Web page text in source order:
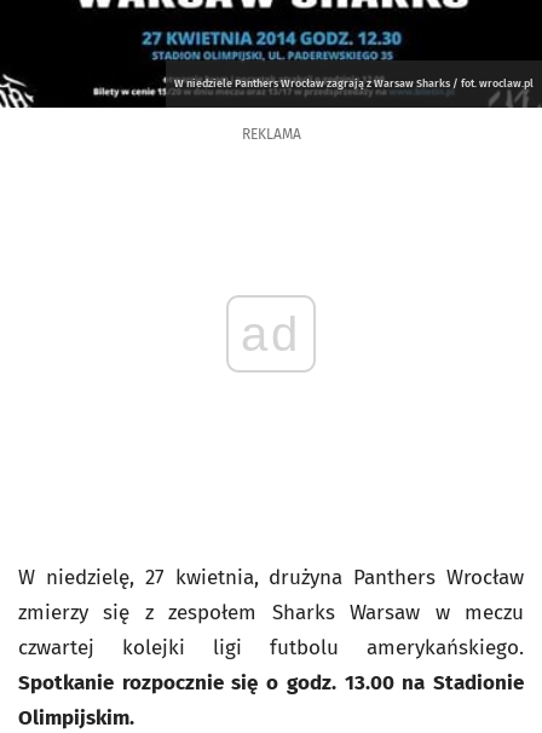
W niedziele Panthers Wrocław zagrają z Warsaw Sharks / fot. wroclaw.pl
REKLAMA
ad
W niedzielę, 27 kwietnia, drużyna Panthers Wrocław
zmierzy się z zespołem Sharks Warsaw w meczu
czwartej kolejki ligi futbolu amerykańskiego.
Spotkanie rozpocznie się o godz. 13.00 na Stadionie
Olimpijskim.